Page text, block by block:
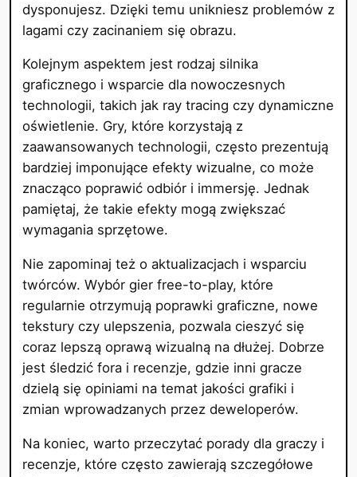
dysponujesz. Dzięki temu unikniesz problemów z
lagami czy zacinaniem się obrazu.
Kolejnym aspektem jest rodzaj silnika
graficznego i wsparcie dla nowoczesnych
technologii, takich jak ray tracing czy dynamiczne
oświetlenie. Gry, które korzystają z
zaawansowanych technologii, często prezentują
bardziej imponujące efekty wizualne, co może
znacząco poprawić odbiór i immersję. Jednak
pamiętaj, że takie efekty mogą zwiększać
wymagania sprzętowe.
Nie zapominaj też o aktualizacjach i wsparciu
twórców. Wybór gier free-to-play, które
regularnie otrzymują poprawki graficzne, nowe
tekstury czy ulepszenia, pozwala cieszyć się
coraz lepszą oprawą wizualną na dłużej. Dobrze
jest śledzić fora i recenzje, gdzie inni gracze
dzielą się opiniami na temat jakości grafiki i
zmian wprowadzanych przez deweloperów.
Na koniec, warto przeczytać porady dla graczy i
recenzje, które często zawierają szczegółowe